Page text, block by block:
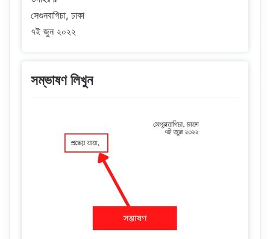
সেগুনবাগিচা, ঢাকা
৭ই জুন ২০২২
সম্ভাষণ লিখুন